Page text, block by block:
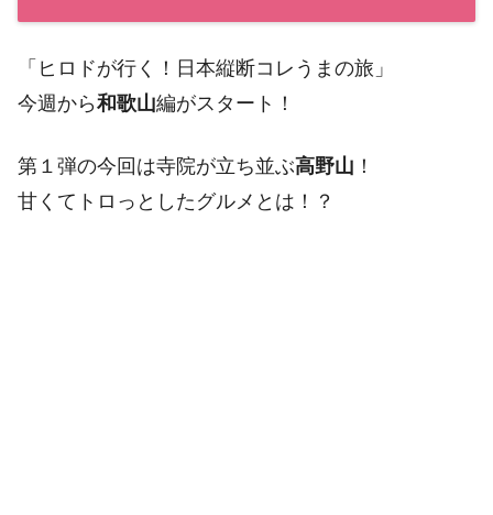
「ヒロドが行く！日本縦断コレうまの旅」
今週から和歌山編がスタート！
第１弾の今回は寺院が立ち並ぶ高野山 ！
甘くてトロっとしたグルメとは！？